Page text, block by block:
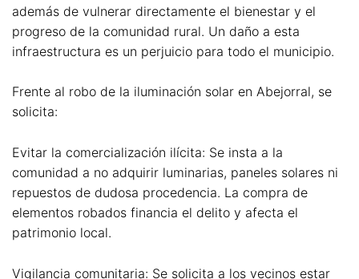
además de vulnerar directamente el bienestar y el
progreso de la comunidad rural. Un daño a esta
infraestructura es un perjuicio para todo el municipio.
Frente al robo de la iluminación solar en Abejorral, se
solicita:
Evitar la comercialización ilícita: Se insta a la
comunidad a no adquirir luminarias, paneles solares ni
repuestos de dudosa procedencia. La compra de
elementos robados financia el delito y afecta el
patrimonio local.
Vigilancia comunitaria: Se solicita a los vecinos estar